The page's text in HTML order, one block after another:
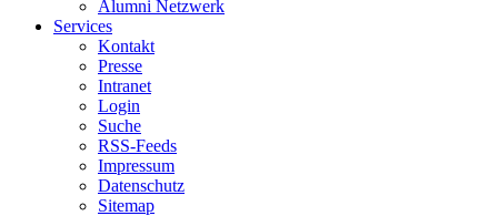
Alumni Netzwerk
Services
Kontakt
Presse
Intranet
Login
Suche
RSS-Feeds
Impressum
Datenschutz
Sitemap